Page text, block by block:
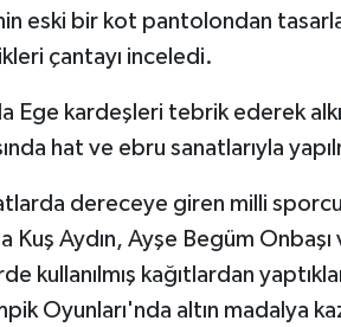
eski bir kot pantolondan
çantayı inceledi.
Ege kardeşleri tebrik ederek
hat ve ebru sanatlarıyla
dereceye giren milli
Kuş Aydın, Ayşe Begüm
kullanılmış kağıtlardan
Oyunları'nda altın madalya